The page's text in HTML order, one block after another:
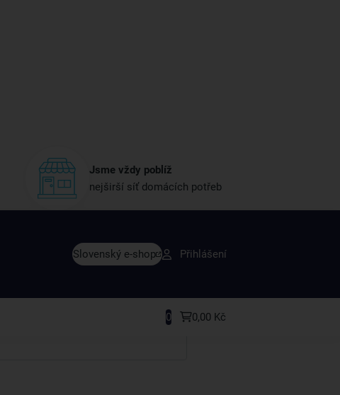
Jsme vždy poblíž
nejširší síť domácích potřeb
Slovenský e-shop Přihlášení
0 0,00 Kč